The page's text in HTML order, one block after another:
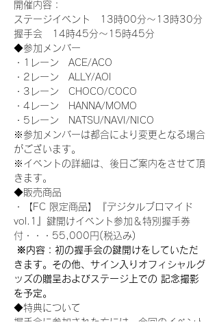
開催内容：
ステージイベント　13時00分～13時30分
握手会　14時45分～15時45分
◆参加メンバー
・1レーン　ACE/ACO
・2レーン　ALLY/AOI
・3レーン　CHOCO/COCO
・4レーン　HANNA/MOMO
・5レーン　NATSU/NAVI/NICO
※参加メンバーは都合により変更となる場合
がございます。
※イベントの詳細は、後日ご案内をさせて頂
きます。
◆販売商品
・【FC 限定商品】『デジタルブロマイド
vol.1』鍵開けイベント参加＆特別握手券
付・・・55,000円(税込み)
※内容：初の握手会の鍵開けをしていただ
きます。その他、サイン入りオフィシャルグ
ッズの贈呈およびステージ上での 記念撮影
を予定。
◆特典について
握手会に参加された方には、今回のイベント